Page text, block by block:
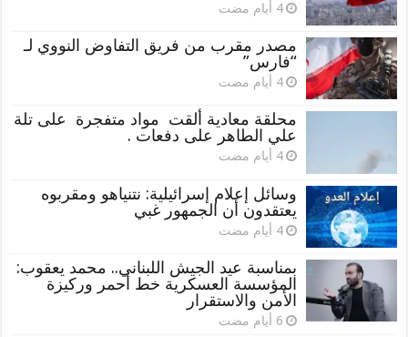
‏4 أيام مضت
مصدر مقرب من فريق التفاوض النووي لـ
“فارس”
‏4 أيام مضت
محلقة معادية ألقت مواد متفجرة على تلة
علي الطاهر على دفعات .
‏4 أيام مضت
وسائل إعلام إسرائيلية: نتنياهو ومقربوه
يعتقدون أن الجمهور غبي
‏4 أيام مضت
بمناسبة عيد الجيش اللبناني.. محمد يعقوب:
المؤسسة العسكرية خط أحمر وركيزة
الأمن والاستقرار